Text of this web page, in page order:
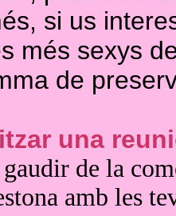
si us
més sexys
de
una
gaudir de la
amb les